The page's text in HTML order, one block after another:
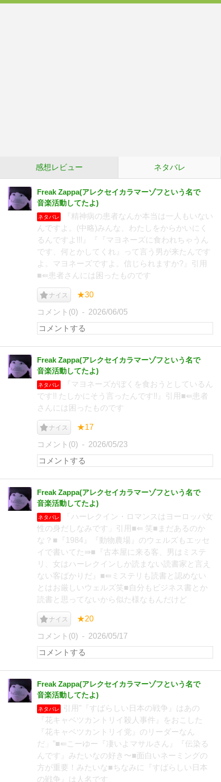
感想レビュー ネタバレ
Freak Zappa(アレクセイカラマーゾフという名で
音楽活動してたよ)
ネタバレ
『精神病の患者なんか本当は一人もいない
んですよ。(中略)みんな、わたしをからかいにく
るんですよ!!!』『『マヨネーズに食われちゃうん
です、何とかしてくれ』って言う男が来たんです
よ。マヨネーズですよ。信じられますか?』引用
■⇚患者さんには困ったものです
ナイス ★30
コメント(0) 2026/06/05
Freak Zappa(アレクセイカラマーゾフという名で
音楽活動してたよ)
ネタバレ
『マヨネーズがぼくを食おうとしているん
です!! たしかにそう言ったんです!!』引用■⇚患者
さんには困ったものです
ナイス ★17
コメント(0) 2026/05/23
Freak Zappa(アレクセイカラマーゾフという名で
音楽活動してたよ)
ネタバレ
「ハーレクイン・ロマンスはヨーロッパ女
性の身だしなみです」引用■⇚ 笑■まだあるのか
な？■『1984』『動物農場』のウェルズもエッセ
イで書いてた⇛■『古本屋に来る客、男はミステ
リ、女はハーレクインしか読まない読書家と言え
ない客ばかりだ』■⇚ミステリも読書と認めない
とはお厳しいウェルズ笑■自分もビジネス書とか
読書と思ってないから似た様なもんだけど
ナイス ★20
コメント(0) 2026/05/17
Freak Zappa(アレクセイカラマーゾフという名で
音楽活動してたよ)
ネタバレ
引用”『すばらしい日本の戦争』はあの
『花キャベツカントリイ殺人事件』をおこした
『花キャベツカントリイ党』のリーダーなん
だ」”■⇚こーゆー『凄いよマサルさん』『伝染る
んです』みたいなの好き〜■面白いネーミングの
方が重要！みたいな■ちなみに『すばらしい日本
の戦争』は人名です